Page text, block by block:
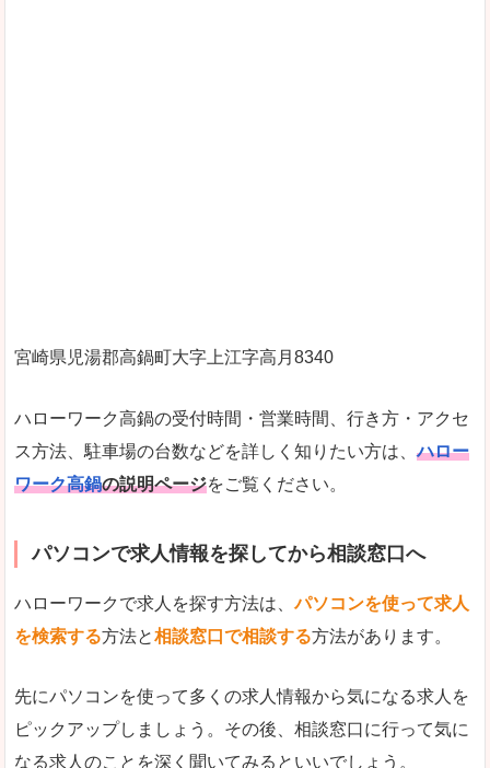
宮崎県児湯郡高鍋町大字上江字高月8340
ハローワーク高鍋の受付時間・営業時間、行き方・アクセ
ス方法、駐車場の台数などを詳しく知りたい方は、ハロー
ワーク高鍋の説明ページをご覧ください。
パソコンで求人情報を探してから相談窓口へ
ハローワークで求人を探す方法は、パソコンを使って求人
を検索する方法と相談窓口で相談する方法があります。
先にパソコンを使って多くの求人情報から気になる求人を
ピックアップしましょう。その後、相談窓口に行って気に
なる求人のことを深く聞いてみるといいでしょう。